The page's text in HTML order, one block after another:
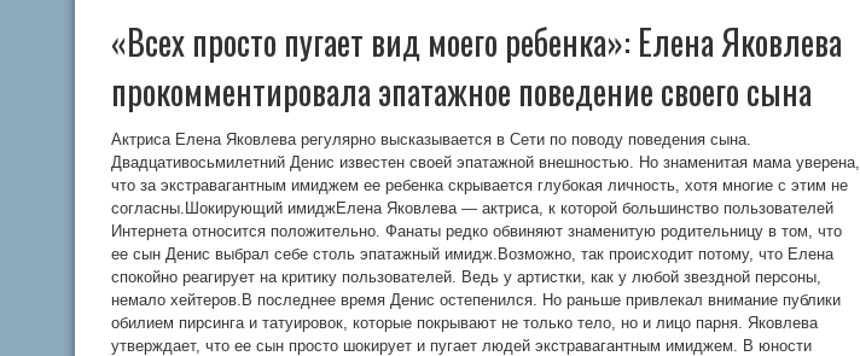
«Всех просто пугает вид моего ребенка»: Елена Яковлева
прокомментировала эпатажное поведение своего сына
Актриса Елена Яковлева регулярно высказывается в Сети по поводу поведения сына.
Двадцативосьмилетний Денис известен своей эпатажной внешностью. Но знаменитая мама уверена,
что за экстравагантным имиджем ее ребенка скрывается глубокая личность, хотя многие с этим не
согласны.Шокирующий имиджЕлена Яковлева — актриса, к которой большинство пользователей
Интернета относится положительно. Фанаты редко обвиняют знаменитую родительницу в том, что
ее сын Денис выбрал себе столь эпатажный имидж.Возможно, так происходит потому, что Елена
спокойно реагирует на критику пользователей. Ведь у артистки, как у любой звездной персоны,
немало хейтеров.В последнее время Денис остепенился. Но раньше привлекал внимание публики
обилием пирсинга и татуировок, которые покрывают не только тело, но и лицо парня. Яковлева
утверждает, что ее сын просто шокирует и пугает людей экстравагантным имиджем. В юности